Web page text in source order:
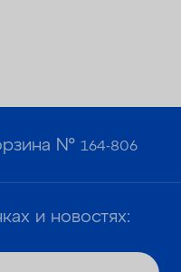
№164-806
и новостях: